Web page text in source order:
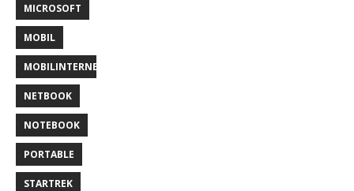
MICROSOFT
MOBIL
MOBILINTERNET
NETBOOK
NOTEBOOK
PORTABLE
STARTREK